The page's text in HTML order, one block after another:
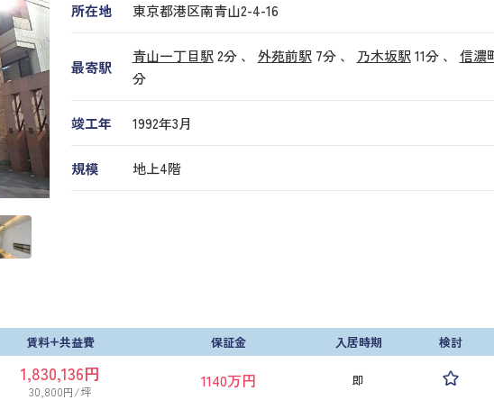
所在地 東京都港区南青山2-4-16
最寄駅
青山一丁目駅2分 、 外苑前駅7分 、 乃木坂駅11分 、 信濃
分
竣工年 1992年3月
規模 地上4階
賃料+共益費 保証金 入居時期 検討
1,830,136円
30,800円/坪
1140万円 即